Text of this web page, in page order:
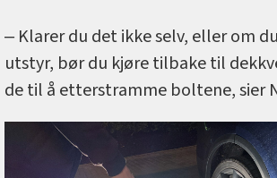
‒ Klarer du det ikke selv, eller om
utstyr, bør du kjøre tilbake til
de til å etterstramme boltene, sier